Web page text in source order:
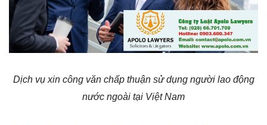
Dịch vụ xin công văn chấp thuận sử dụng người lao động
nước ngoài tại Việt Nam